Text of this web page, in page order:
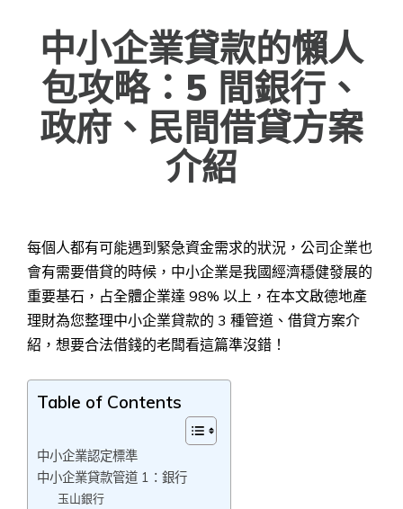
中小企業貸款的懶人
包攻略：5 間銀行、
政府、民間借貸方案
介紹
每個人都有可能遇到緊急資金需求的狀況，公司企業也
會有需要借貸的時候，中小企業是我國經濟穩健發展的
重要基石，占全體企業達 98% 以上，在本文啟德地產
理財為您整理中小企業貸款的 3 種管道、借貸方案介
紹，想要合法借錢的老闆看這篇準沒錯！
Table of Contents
中小企業認定標準
中小企業貸款管道 1：銀行
玉山銀行